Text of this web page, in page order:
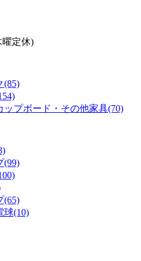
曜定休)
(85)
ップボード・その他家具(70)
(99)
(65)
球(10)